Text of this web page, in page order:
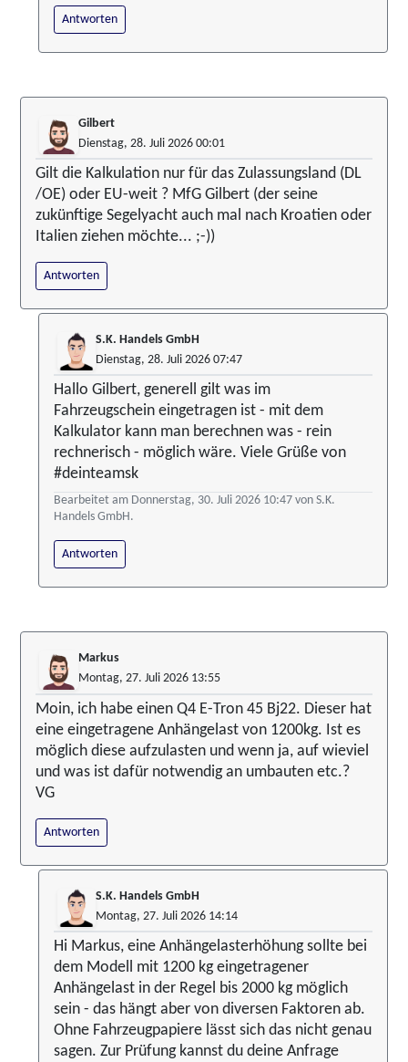
Antworten
Gilbert
Dienstag, 28. Juli 2026 00:01
Gilt die Kalkulation nur für das Zulassungsland (DL
/OE) oder EU-weit ? MfG Gilbert (der seine
zukünftige Segelyacht auch mal nach Kroatien oder
Italien ziehen möchte... ;-))
Antworten
S.K. Handels GmbH
Dienstag, 28. Juli 2026 07:47
Hallo Gilbert, generell gilt was im
Fahrzeugschein eingetragen ist - mit dem
Kalkulator kann man berechnen was - rein
rechnerisch - möglich wäre. Viele Grüße von
#deinteamsk
Bearbeitet am Donnerstag, 30. Juli 2026 10:47 von S.K.
Handels GmbH.
Antworten
Markus
Montag, 27. Juli 2026 13:55
Moin, ich habe einen Q4 E-Tron 45 Bj22. Dieser hat
eine eingetragene Anhängelast von 1200kg. Ist es
möglich diese aufzulasten und wenn ja, auf wieviel
und was ist dafür notwendig an umbauten etc.?
VG
Antworten
S.K. Handels GmbH
Montag, 27. Juli 2026 14:14
Hi Markus, eine Anhängelasterhöhung sollte bei
dem Modell mit 1200 kg eingetragener
Anhängelast in der Regel bis 2000 kg möglich
sein - das hängt aber von diversen Faktoren ab.
Ohne Fahrzeugpapiere lässt sich das nicht genau
sagen. Zur Prüfung kannst du deine Anfrage